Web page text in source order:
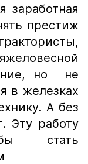
заработная
престиж
но не
в железках
А без
Эту работу
стать